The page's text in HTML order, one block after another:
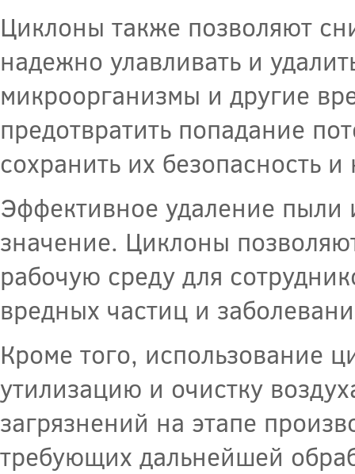
Циклоны также позволяют
надежно улавливать и
микроорганизмы и другие
предотвратить попадание
сохранить их безопасность и
Эффективное удаление пыли
значение. Циклоны
рабочую среду для
вредных частиц и
Кроме того, использование
утилизацию и очистку
загрязнений на этапе
требующих дальнейшей